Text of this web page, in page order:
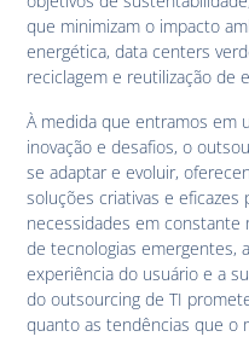
que minimizam o impacto
energética, data centers
reciclagem e reutilização de
À medida que entramos em
inovação e desafios, o
se adaptar e evoluir,
soluções criativas e eficazes
necessidades em constante
de tecnologias emergentes,
experiência do usuário e a
do outsourcing de TI
quanto as tendências que o